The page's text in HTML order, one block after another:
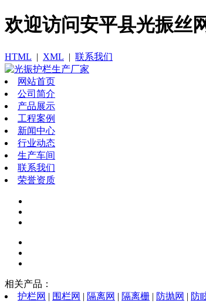
欢迎访问​安平县光振丝
HTML | XML | 联系我们
网站首页
公司简介
产品展示
工程案例
新闻中心
行业动态
生产车间
联系我们
荣誉资质
相关产品：
护栏网 | 围栏网 | 隔离网 | 隔离栅 | 防抛网 | 防